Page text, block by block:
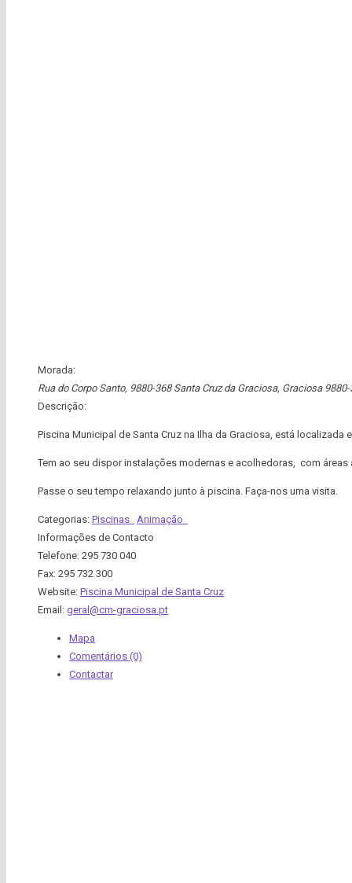
Morada:
Rua do Corpo Santo, 9880-368 Santa Cruz da Graciosa, Graciosa
Descrição:
Piscina Municipal de Santa Cruz na Ilha da Graciosa, está localizada
Tem ao seu dispor instalações modernas e acolhedoras, com
Passe o seu tempo relaxando junto à piscina. Faça-nos uma visita.
Categorias: Piscinas Animação
Informações de Contacto
Telefone: 295 730 040
Fax: 295 732 300
Website: Piscina Municipal de Santa Cruz
Email: geral@cm-graciosa.pt
Mapa
Comentários (0)
Contactar